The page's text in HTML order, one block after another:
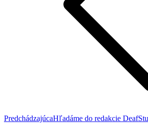
PredchádzajúcaPredchádzajúci
Hľadáme do redakcie